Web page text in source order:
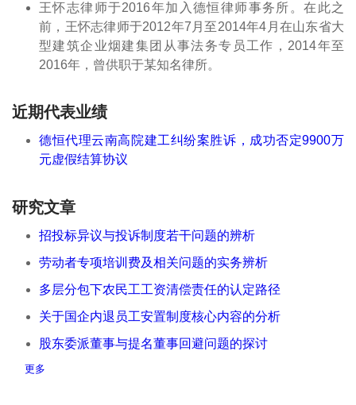
王怀志律师于2016年加入德恒律师事务所。在此之
前，王怀志律师于2012年7月至2014年4月在山东省大
型建筑企业烟建集团从事法务专员工作，2014年至
2016年，曾供职于某知名律所。
近期代表业绩
德恒代理云南高院建工纠纷案胜诉，成功否定9900万
元虚假结算协议
研究文章
招投标异议与投诉制度若干问题的辨析
劳动者专项培训费及相关问题的实务辨析
多层分包下农民工工资清偿责任的认定路径
关于国企内退员工安置制度核心内容的分析
股东委派董事与提名董事回避问题的探讨
更多